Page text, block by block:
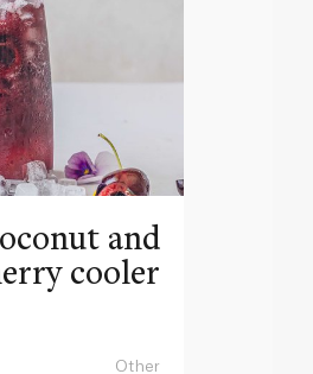
and
cooler
Other